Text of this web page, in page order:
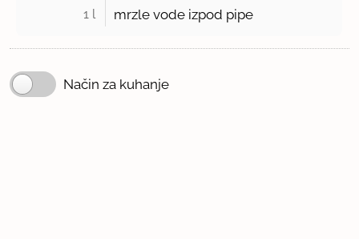
1 l mrzle vode izpod pipe
Način za kuhanje